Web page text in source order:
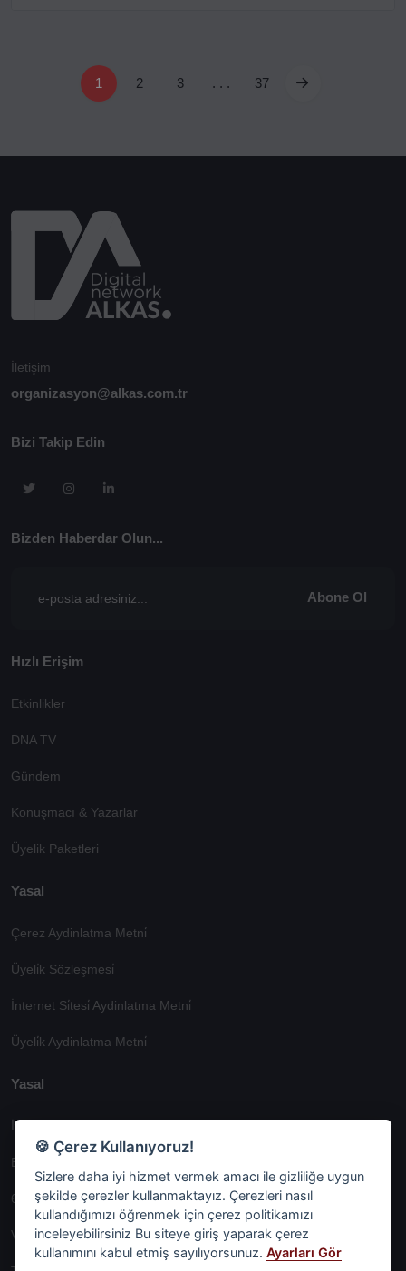
1 2 3 . . . 37
İletişim
organizasyon@alkas.com.tr
Bizi Takip Edin
Bizden Haberdar Olun...
Abone Ol
Hızlı Erişim
Etkinlikler
DNA TV
Gündem
Konuşmacı & Yazarlar
Üyelik Paketleri
Yasal
Çerez Aydinlatma Metni̇
Üyeli̇k Sözleşmesi̇
İnternet Si̇tesi̇ Aydinlatma Metni̇
Üyeli̇k Aydinlatma Metni̇
Yasal
İşlem Rehberi̇
Etk İzni̇ Metni̇
6698 Sayili Kvkk Gereği̇nce Veri̇ Sorumlusuna Başvuru Formu
Veri Sorumlularına Başvuru Formu
🍪 Çerez Kullanıyoruz!
Sizlere daha iyi hizmet vermek amacı ile gizliliğe uygun
şekilde çerezler kullanmaktayız. Çerezleri nasıl
kullandığımızı öğrenmek için çerez politikamızı
inceleyebilirsiniz Bu siteye giriş yaparak çerez
kullanımını kabul etmiş sayılıyorsunuz.Ayarları Gör